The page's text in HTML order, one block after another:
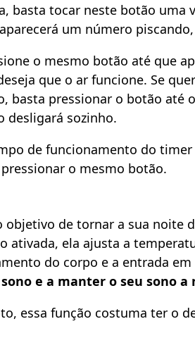
basta tocar neste botão uma
um número
o mesmo botão até que
que o ar funcione. Se
basta pressionar o botão até o
desligará sozinho.
de funcionamento do
o mesmo botão.
objetivo de tornar a sua noite
ativada, ela ajusta a
do corpo e a entrada
e a manter o seu sono a
essa função costuma ter o